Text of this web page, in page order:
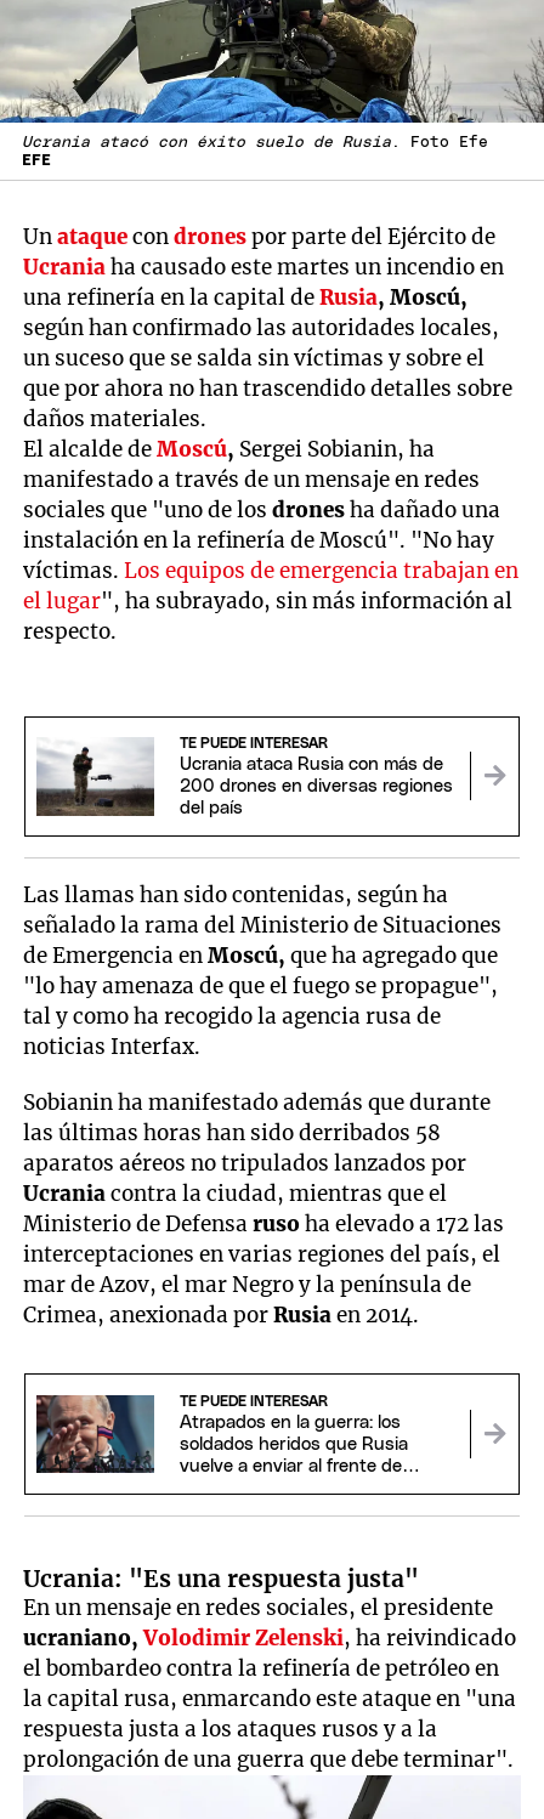
Ucrania atacó con éxito suelo de Rusia . Foto Efe
EFE
Unataquecondronespor parte del Ejército de
Ucraniaha causado este martes un incendio en
una refinería en la capital deRusia, Moscú,
según han confirmado las autoridades locales,
un suceso que se salda sin víctimas y sobre el
que por ahora no han trascendido detalles sobre
daños materiales.
El alcalde deMoscú, Sergei Sobianin, ha
manifestado a través de un mensaje en redes
sociales que "uno de losdronesha dañado una
instalación en la refinería de Moscú". "No hay
víctimas.Los equipos de emergencia trabajan en
el lugar", ha subrayado, sin más información al
respecto.
TE PUEDE INTERESAR
Ucrania ataca Rusia con más de
200 drones en diversas regiones
del país
Las llamas han sido contenidas, según ha
señalado la rama del Ministerio de Situaciones
de Emergencia enMoscú, que ha agregado que
"lo hay amenaza de que el fuego se propague",
tal y como ha recogido la agencia rusa de
noticias Interfax.
Sobianin ha manifestado además que durante
las últimas horas han sido derribados 58
aparatos aéreos no tripulados lanzados por
Ucraniacontra la ciudad, mientras que el
Ministerio de Defensarusoha elevado a 172 las
interceptaciones en varias regiones del país, el
mar de Azov, el mar Negro y la península de
Crimea, anexionada porRusiaen 2014.
TE PUEDE INTERESAR
Atrapados en la guerra: los
soldados heridos que Rusia
vuelve a enviar al frente de
Ucrania: "Es una respuesta justa"
En un mensaje en redes sociales, el presidente
ucraniano,Volodimir Zelenski, ha reivindicado
el bombardeo contra la refinería de petróleo en
la capital rusa, enmarcando este ataque en "una
respuesta justa a los ataques rusos y a la
prolongación de una guerra que debe terminar".